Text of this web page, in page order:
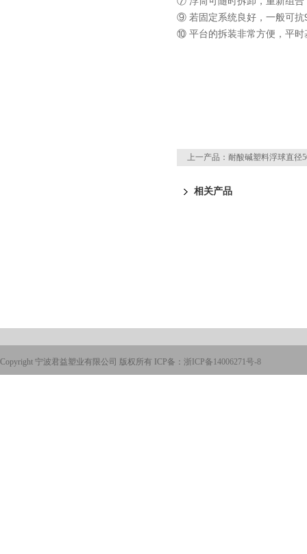
⑨ 若固定系统良好，一般可抗
⑩ 平台的拆装非常方便，平时
上一产品： 耐酸碱塑料浮球直径
相关产品
Copyright 宁波君益塑业有限公司 版权所有 ICP备： 浙ICP备14006271号-8